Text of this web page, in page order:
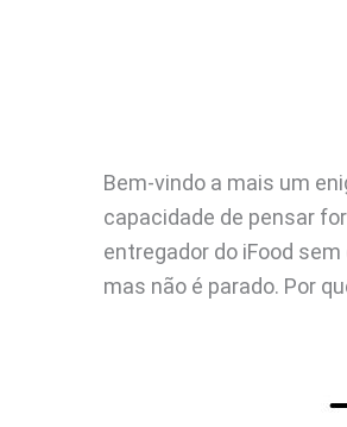
Bem-vindo a mais um
capacidade de pensar
entregador do iFood
mas não é parado. Por